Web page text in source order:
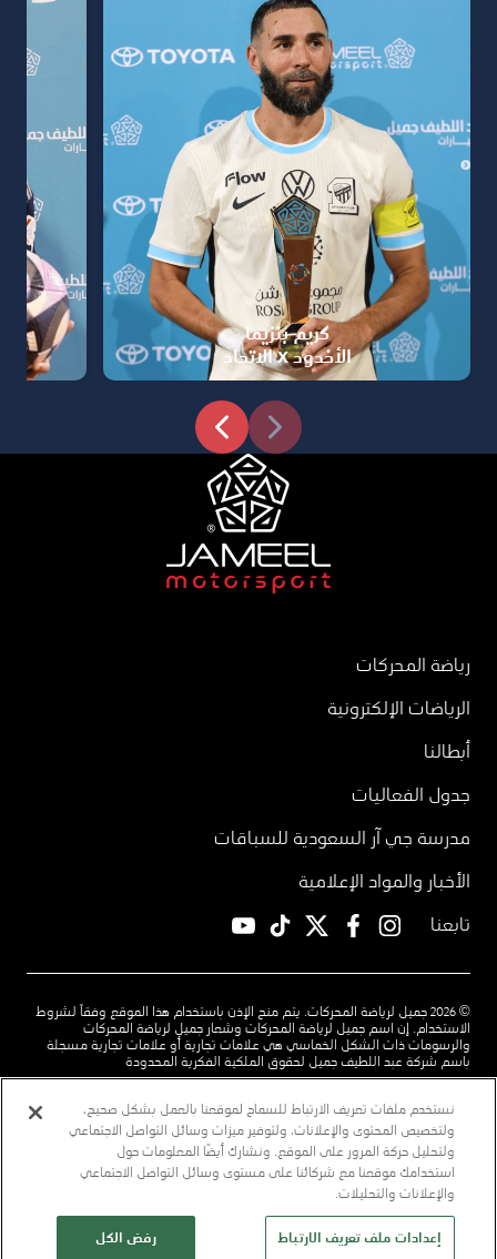
كريم بنزيما
الأخدود x الاتحاد
رياضة المحركات
الرياضات الإلكترونية
أبطالنا
جدول الفعاليات
مدرسة جي آر السعودية للسباقات
الأخبار والمواد الإعلامية
تابعنا
instagram
facebook
twitter
TikTok
© 2026 جميل لرياضة المحركات. يتم منح الإذن باستخدام هذا الموقع وفقاً لشروط
الاستخدام. إن اسم جميل لرياضة المحركات وشعار جميل لرياضة المحركات
والرسومات ذات الشكل الخماسي هي علامات تجارية أو علامات تجارية مسجلة
باسم شركة عبد اللطيف جميل لحقوق الملكية الفكرية المحدودة
قم بتنزيل تطبيق رؤى لدينا تابعنا
alj.com
jimco.com
نستخدم ملفات تعريف الارتباط للسماح لموقعنا بالعمل بشكل صحيح،
ولتخصيص المحتوى والإعلانات، ولتوفير ميزات وسائل التواصل الاجتماعي
ولتحليل حركة المرور على الموقع. ونشارك أيضًا المعلومات حول
استخدامك موقعنا مع شركائنا على مستوى وسائل التواصل الاجتماعي
والإعلانات والتحليلات.
إعدادات ملف تعريف الارتباط
رفض الكل